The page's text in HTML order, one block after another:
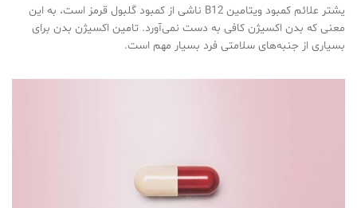
یشتر علائم کمبود ویتامین B12 ناشی از کمبود گلبول قرمز است، به این
معنی که بدن اکسیژن کافی به دست نمی‌آورد. تامین اکسیژن بدن برای
بسیاری از جنبه‌های سلامتی فرد بسیار مهم است.